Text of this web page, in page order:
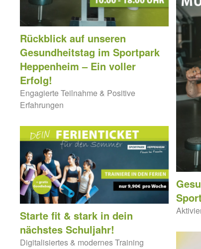
Rückblick auf unseren
Gesundheitstag im Sportpark
Heppenheim – Ein voller
Erfolg!
Engagierte Teilnahme & Positive
Erfahrungen
Starte fit & stark in dein
nächstes Schuljahr!
Digitalisiertes & modernes Training